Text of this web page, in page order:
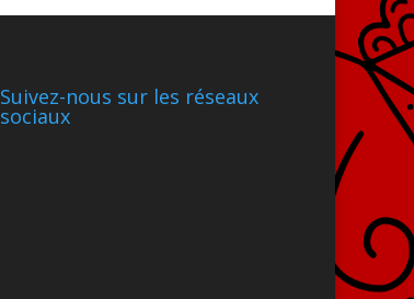
Suivez-nous sur les réseaux
sociaux